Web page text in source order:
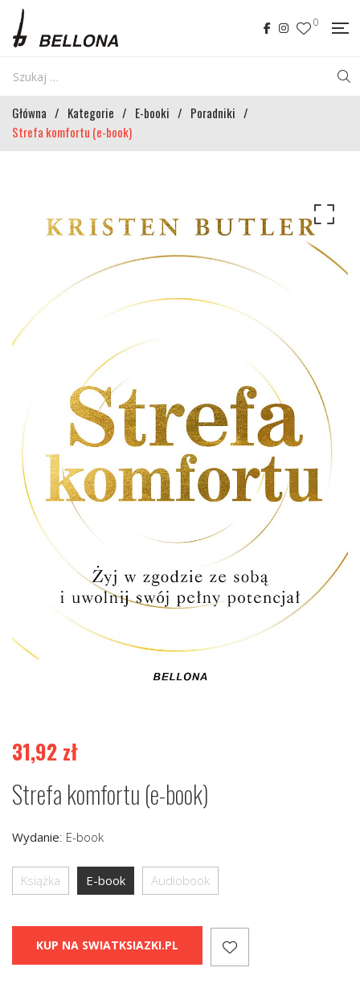
0
Główna / Kategorie / E-booki / Poradniki /
Strefa komfortu (e-book)
31,92 zł
Strefa komfortu (e-book)
Wydanie: E-book
Książka E-book Audiobook
KUP NA SWIATKSIAZKI.PL